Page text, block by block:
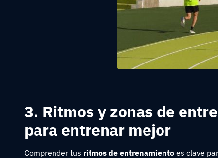
3. Ritmos y zonas de
para entrenar mejor
Comprender tus ritmos de entrenamiento es clave